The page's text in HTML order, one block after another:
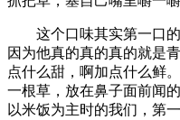
这个口味其实第一口
因为他真的真的真的就是
点什么甜，啊加点什么鲜
一根草，放在鼻子面前闻
以米饭为主时的我们，第